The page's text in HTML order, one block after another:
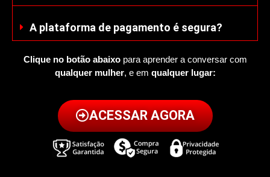
A plataforma de pagamento é segura?
Clique no botão abaixopara aprender a conversar com
qualquer mulher, e em qualquer lugar:
ACESSAR AGORA